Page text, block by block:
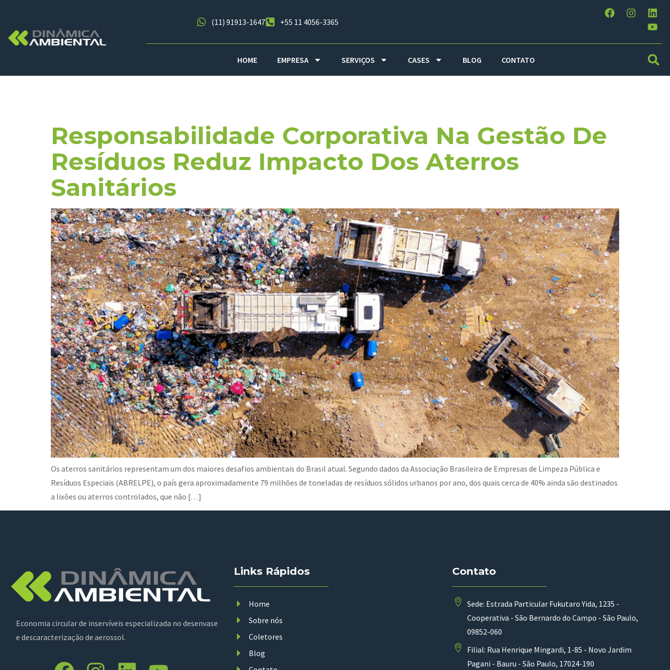
(11) 91913-1647 +55 11 4056-3365
HOME EMPRESA SERVIÇOS CASES BLOG CONTATO
Responsabilidade Corporativa Na Gestão De
Resíduos Reduz Impacto Dos Aterros
Sanitários
Os aterros sanitários representam um dos maiores desafios ambientais do Brasil atual. Segundo dados da Associação Brasileira de Empresas de Limpeza Pública e
Resíduos Especiais (ABRELPE), o país gera aproximadamente 79 milhões de toneladas de resíduos sólidos urbanos por ano, dos quais cerca de 40% ainda são destinados
a lixões ou aterros controlados, que não […]
Economia circular de inservíveis especializada no desenvase
e descaracterização de aerossol.
Links Rápidos
Home
Sobre nós
Coletores
Blog
Contato
Sede: Estrada Particular Fukutaro Yida, 1235 -
Cooperativa - São Bernardo do Campo - São Paulo,
09852-060
Filial: Rua Henrique Mingardi, 1-85 - Novo Jardim
Pagani - Bauru - São Paulo, 17024-190